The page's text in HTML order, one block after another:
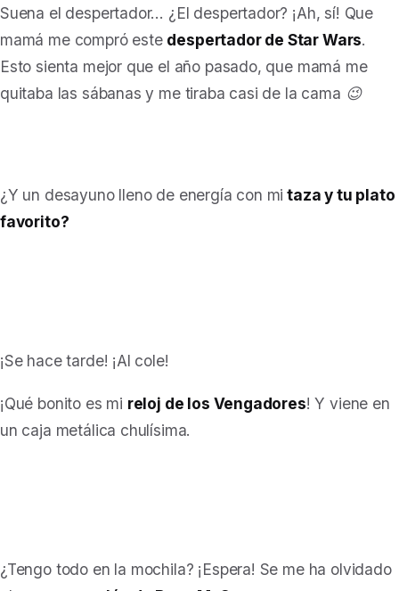
Suena el despertador… ¿El despertador? ¡Ah, sí! Que
mamá me compró este despertador de Star Wars.
Esto sienta mejor que el año pasado, que mamá me
quitaba las sábanas y me tiraba casi de la cama 😉
¿Y un desayuno lleno de energía con mi taza y tu plato
favorito?
¡Se hace tarde! ¡Al cole!
¡Qué bonito es mi reloj de los Vengadores! Y viene en
un caja metálica chulísima.
¿Tengo todo en la mochila? ¡Espera! Se me ha olvidado